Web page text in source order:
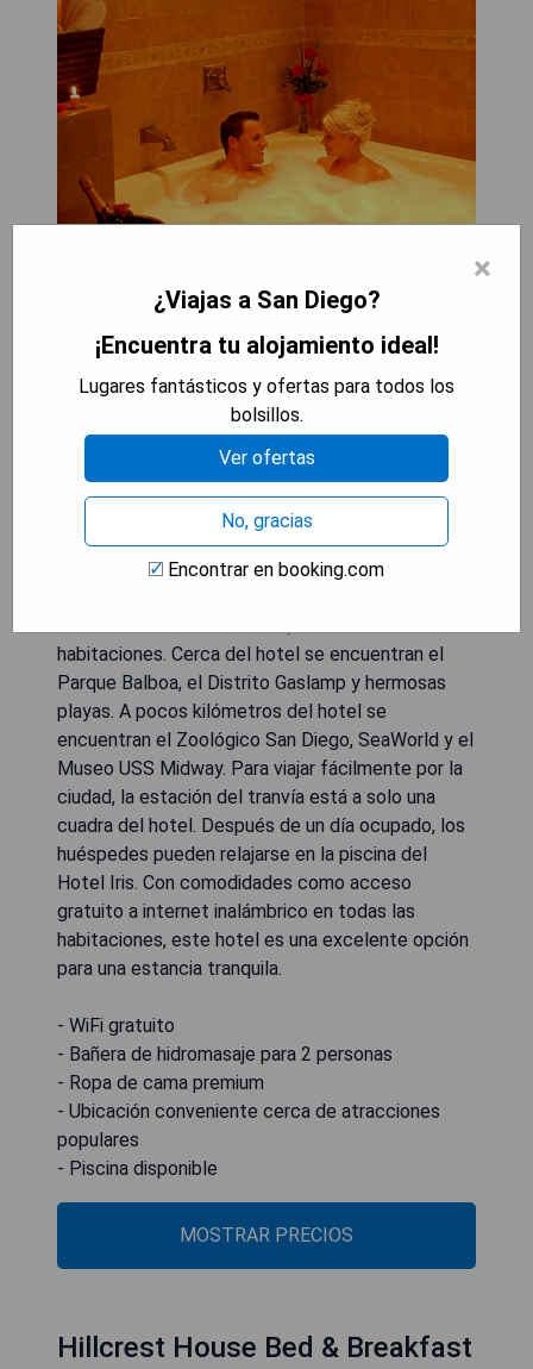
Ofreciendo WiFi gratuito, esta habitación cuenta
una mesa de maquillaje con espejo ampliado.
También incluye ropa de cama de primera calidad,
nevera, microondas, cafetera y TV por cable de
pantalla plana con canales de películas HBO. El
Hotel Iris-Sea World-Zoo-Mission Valley está
situado en Mission Valley, a pocos minutos de
varias atracciones emocionantes de San Diego.
habitaciones. Cerca del hotel se encuentran el
Parque Balboa, el Distrito Gaslamp y hermosas
playas. A pocos kilómetros del hotel se
encuentran el Zoológico San Diego, SeaWorld y el
Museo USS Midway. Para viajar fácilmente por la
ciudad, la estación del tranvía está a solo una
cuadra del hotel. Después de un día ocupado, los
huéspedes pueden relajarse en la piscina del
Hotel Iris. Con comodidades como acceso
gratuito a internet inalámbrico en todas las
habitaciones, este hotel es una excelente opción
para una estancia tranquila.
- WiFi gratuito
- Bañera de hidromasaje para 2 personas
- Ropa de cama premium
- Ubicación conveniente cerca de atracciones
populares
- Piscina disponible
MOSTRAR PRECIOS
Hillcrest House Bed & Breakfast
×
¿Viajas a San Diego?
¡Encuentra tu alojamiento ideal!
Lugares fantásticos y ofertas para todos los
bolsillos.
Ver ofertas
No, gracias
Encontrar en booking.com